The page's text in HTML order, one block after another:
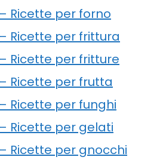
Ricette per forno
Ricette per frittura
Ricette per fritture
Ricette per frutta
Ricette per funghi
Ricette per gelati
Ricette per gnocchi